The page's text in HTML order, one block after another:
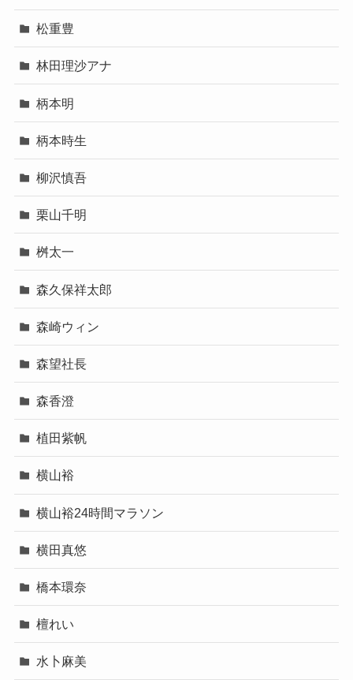
松重豊
林田理沙アナ
柄本明
柄本時生
柳沢慎吾
栗山千明
桝太一
森久保祥太郎
森崎ウィン
森望社長
森香澄
植田紫帆
横山裕
横山裕24時間マラソン
横田真悠
橋本環奈
檀れい
水卜麻美